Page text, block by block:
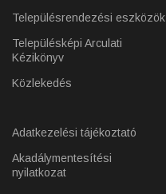
Településrendezési eszközök
Településképi Arculati
Kézikönyv
Közlekedés
Adatkezelési tájékoztató
Akadálymentesítési
nyilatkozat